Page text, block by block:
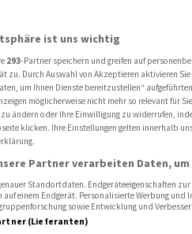
Verletzte
- Tote
ist uns wichtig
293-Partner speichern und greifen auf
zu. Durch Auswahl von Akzeptieren aktivieren
um Ihnen Dienste bereitzustellen“
möglicherweise nicht mehr so relevant für
ändern oder Ihre Einwilligung zu widerrufen,
klicken. Ihre Einstellungen gelten innerhalb
Partner verarbeiten Daten,
Standortdaten. Endgeräteeigenschaften
einem Endgerät. Personalisierte Werbung und
sowie Entwicklung und
(Lieferanten)